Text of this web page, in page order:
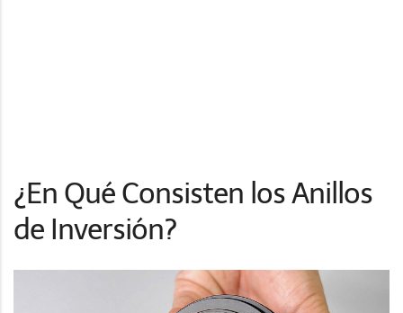
¿En Qué Consisten los Anillos
de Inversión?